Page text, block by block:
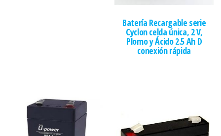
Batería Recargable serie
Cyclon celda única, 2 V,
Plomo y Ácido 2.5 Ah D
conexión rápida